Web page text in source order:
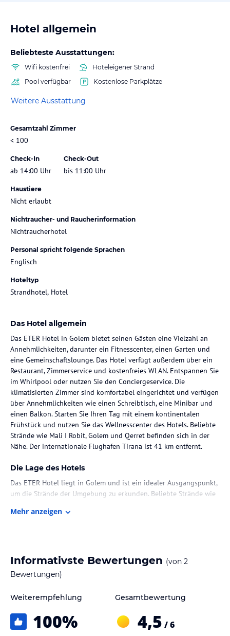
Hotel allgemein
Beliebteste Ausstattungen:
Wifi kostenfrei
Hoteleigener Strand
Pool verfügbar
Kostenlose Parkplätze
Weitere Ausstattung
Gesamtzahl Zimmer
< 100
Check-In
ab 14:00 Uhr
Check-Out
bis 11:00 Uhr
Haustiere
Nicht erlaubt
Nichtraucher- und Raucherinformation
Nichtraucherhotel
Personal spricht folgende Sprachen
Englisch
Hoteltyp
Strandhotel, Hotel
Das Hotel allgemein
Das ETER Hotel in Golem bietet seinen Gästen eine Vielzahl an
Annehmlichkeiten, darunter ein Fitnesscenter, einen Garten und
eine Gemeinschaftslounge. Das Hotel verfügt außerdem über ein
Restaurant, Zimmerservice und kostenfreies WLAN. Entspannen Sie
im Whirlpool oder nutzen Sie den Conciergeservice. Die
klimatisierten Zimmer sind komfortabel eingerichtet und verfügen
über Annehmlichkeiten wie einen Schreibtisch, eine Minibar und
einen Balkon. Starten Sie Ihren Tag mit einem kontinentalen
Frühstück und nutzen Sie das Wellnesscenter des Hotels. Beliebte
Strände wie Mali I Robit, Golem und Qerret befinden sich in der
Nähe. Der internationale Flughafen Tirana ist 41 km entfernt.
Die Lage des Hotels
Das ETER Hotel liegt in Golem und ist ein idealer Ausgangspunkt,
um die Strände der Umgebung zu erkunden. Beliebte Strände wie
entfernt. Der internationale Flughafen Tirana ist ebenfalls gut
Die Zimmer im ETER Hotel sind klimatisiert und bieten eine
komfortable Ausstattung für einen angenehmen Aufenthalt. Jedes
Minibar und einen Safe. Zur weiteren Ausstattung gehören ein
Bettwäsche und Handtücher werden gestellt.
Mehr anzeigen
Informativste Bewertungen (von 2
Bewertungen)
Weiterempfehlung
100%
Gesamtbewertung
4,5 / 6